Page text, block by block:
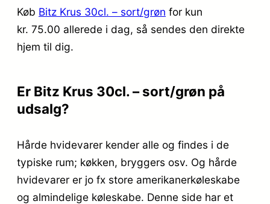
Køb Bitz Krus 30cl. – sort/grøn for kun
kr. 75.00 allerede i dag, så sendes den direkte
hjem til dig.
Er Bitz Krus 30cl. – sort/grøn på
udsalg?
Hårde hvidevarer kender alle og findes i de
typiske rum; køkken, bryggers osv. Og hårde
hvidevarer er jo fx store amerikanerkøleskabe
og almindelige køleskabe. Denne side har et